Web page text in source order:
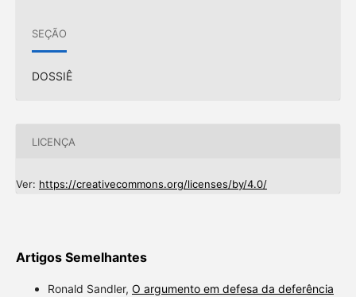
SEÇÃO
DOSSIÊ
LICENÇA
Ver: https://creativecommons.org/licenses/by/4.0/
Artigos Semelhantes
Ronald Sandler, O argumento em defesa da deferência